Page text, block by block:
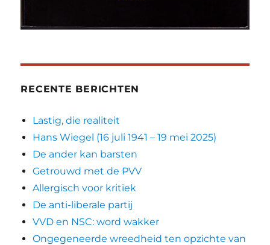
RECENTE BERICHTEN
Lastig, die realiteit
Hans Wiegel (16 juli 1941 – 19 mei 2025)
De ander kan barsten
Getrouwd met de PVV
Allergisch voor kritiek
De anti-liberale partij
VVD en NSC: word wakker
Ongegeneerde wreedheid ten opzichte van